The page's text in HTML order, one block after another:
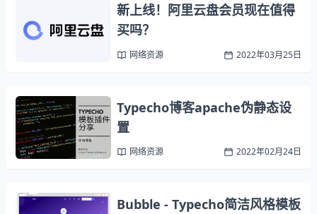
新上线！阿里云盘会员现在值得
买吗？
网络资源 2022年03月25日
Typecho博客apache伪静态设
置
网络资源 2022年02月24日
Bubble - Typecho简洁风格模板